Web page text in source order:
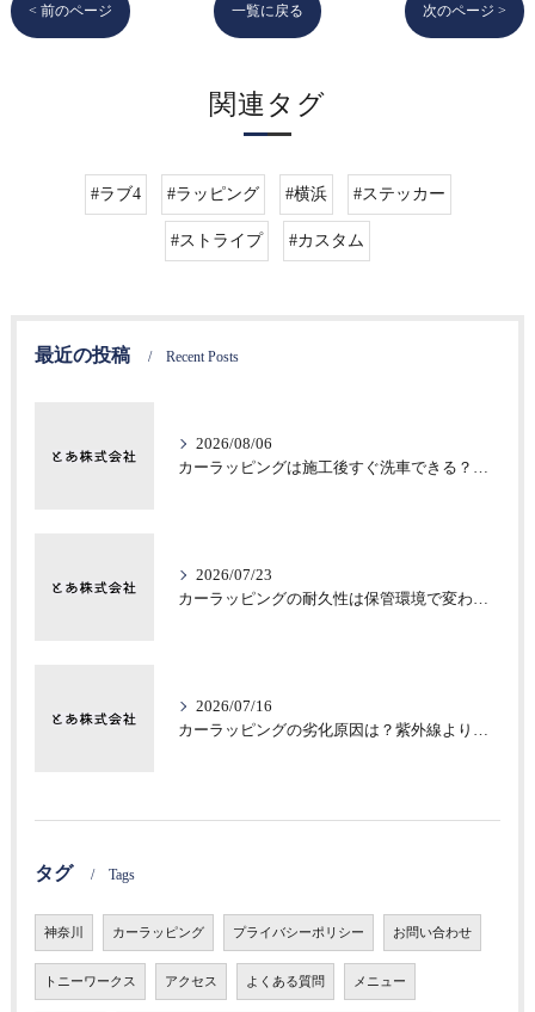
< 前のページ 一覧に戻る 次のページ >
関連タグ
#ラブ4 #ラッピング #横浜 #ステッカー
#ストライプ #カスタム
最近の投稿 Recent Posts
2026/08/06
カーラッピングは施工後すぐ洗車できる？注意したい初期不具合
2026/07/23
カーラッピングの耐久性は保管環境で変わる？意外な差
2026/07/16
カーラッピングの劣化原因は？紫外線より見落としがちな保管環境
タグ Tags
神奈川 カーラッピング プライバシーポリシー お問い合わせ
トニーワークス アクセス よくある質問 メニュー